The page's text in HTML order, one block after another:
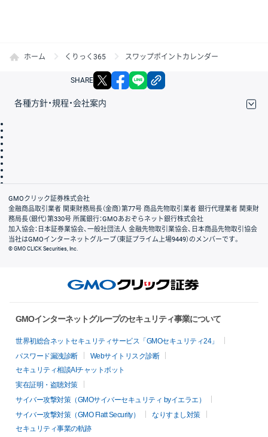
ホーム くりっく365 スワップポイントカレンダー
SHARE X facebook
各種方針・規程・会社案内
会社案内
GMOクリック証券株式会社
金融商品取引業者 関東財務局長（金商）第77号 商品先物取引業者 銀行代理業者 関東財
務局長（銀代）第330号 所属銀行：GMOあおぞらネット銀行株式会社
加入協会：日本証券業協会、一般社団法人 金融先物取引業協会、日本商品先物取引協会
当社はGMOインターネットグループ（東証プライム上場9449）のメンバーです。
© GMO CLICK Securities, Inc.
GMOインターネットグループのセキュリティ事業について
世界初総合ネットセキュリティサービス「GMOセキュリティ24」
パスワード漏洩診断
Webサイトリスク診断
セキュリティ相談AIチャットボット
実在証明・盗聴対策
サイバー攻撃対策（GMOサイバーセキュリティ byイエラエ）
サイバー攻撃対策（GMO Flatt Security）
なりすまし対策
セキュリティ事業の軌跡